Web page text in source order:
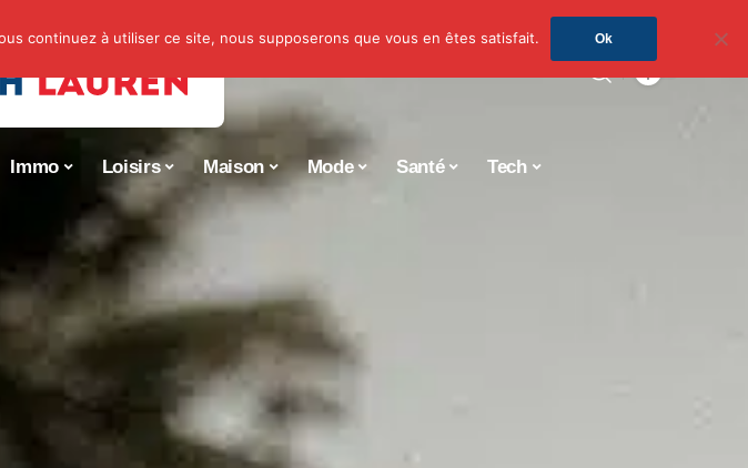
Immo Loisirs Maison Mode Santé Tech
continuez à utiliser ce site, nous supposerons que vous en êtes satisfait. Ok